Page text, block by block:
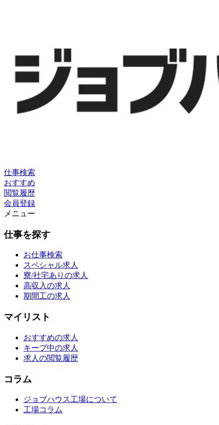
仕事検索
おすすめ
閲覧履歴
会員登録
メニュー
仕事を探す
お仕事検索
スペシャル求人
寮/社宅ありの求人
高収入の求人
期間工の求人
マイリスト
おすすめの求人
キープ中の求人
求人の閲覧履歴
コラム
ジョブハウス工場について
工場コラム